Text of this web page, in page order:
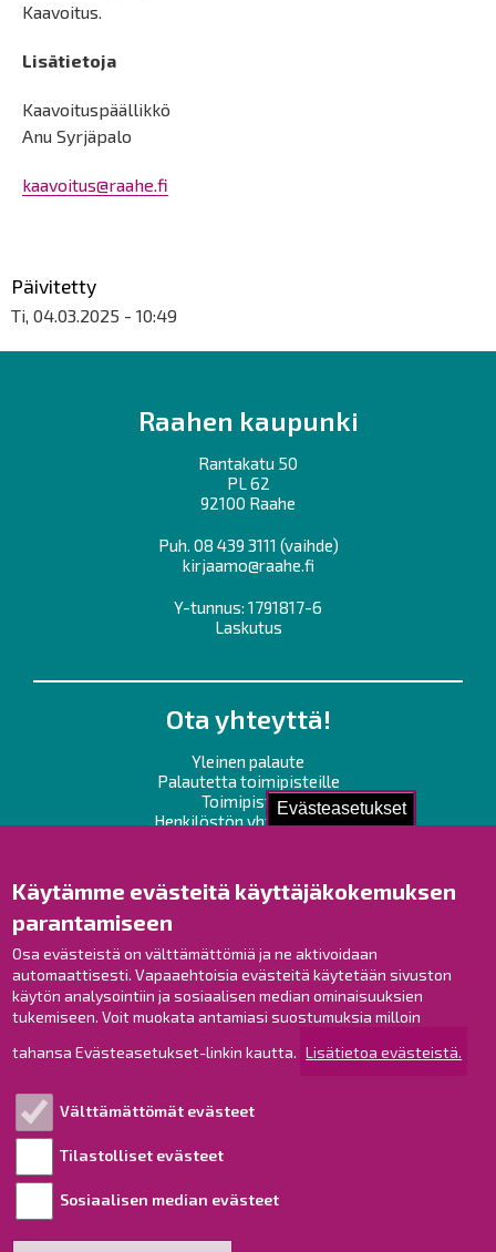
Evästeasetukset
Käytämme evästeitä käyttäjäkokemuksen
parantamiseen
Osa evästeistä on välttämättömiä ja ne aktivoidaan
automaattisesti. Vapaaehtoisia evästeitä käytetään sivuston
käytön analysointiin ja sosiaalisen median ominaisuuksien
tukemiseen. Voit muokata antamiasi suostumuksia milloin
tahansa Evästeasetukset-linkin kautta. Lisätietoa evästeistä.
Välttämättömät evästeet
Tilastolliset evästeet
Sosiaalisen median evästeet
Kaavoitus.
Lisätietoja
Kaavoituspäällikkö
Anu Syrjäpalo
kaavoitus@raahe.fi
Päivitetty
Ti, 04.03.2025 - 10:49
Raahen kaupunki
Rantakatu 50
PL 62
92100 Raahe
Puh. 08 439 3111 (vaihde)
kirjaamo@raahe.fi
Y-tunnus: 1791817-6
Laskutus
Ota yhteyttä!
Yleinen palaute
Palautetta toimipisteille
Toimipisteet
Henkilöstön yhteystiedot
Raahe Facebookissa
Raahe Instagramissa
Raahe LinkedInissä
Raahe YouTubessa
Viranhaltijapäätökset
Saavutettavuusseloste